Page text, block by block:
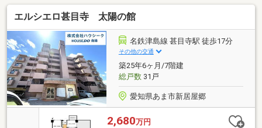
で徒歩7分の好立地で、通勤・通学やお出かけにもア
クセス良好！小学校・中学校が近く、お子様の通学負
担が少ない点も安心できるポイント。利便性と住みや
すさを兼ね備えたおすすめの住環境です！【365日20
時まで休まず営業中！】お客様の都合に合わせて、お
仕事終わり後でもご相談いただけます！当社ではリフ
ォームの相談も対応しております！安心・迅速なリフ
ォームを提供しております！
エルシエロ甚目寺 太陽の館
名鉄津島線 甚目寺駅 徒歩17分
その他の交通
築25年6ヶ月/7階建
総戸数31戸
愛知県あま市新居屋郷
2,680万円